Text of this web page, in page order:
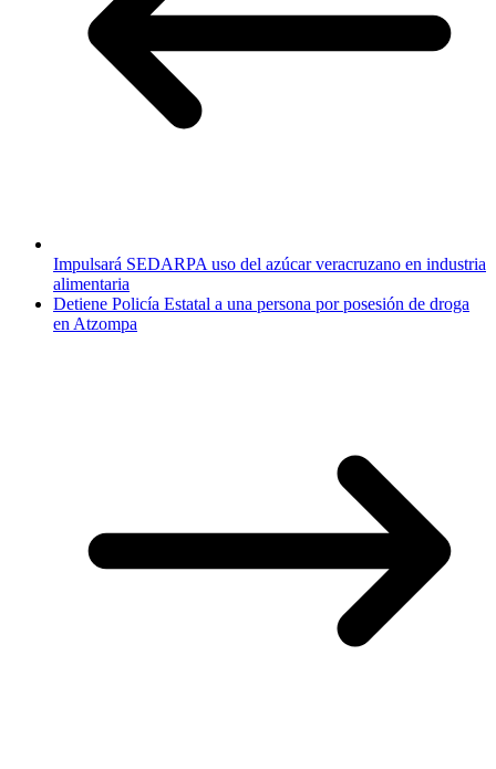
Impulsará SEDARPA uso del azúcar veracruzano en industria
alimentaria
Detiene Policía Estatal a una persona por posesión de droga
en Atzompa